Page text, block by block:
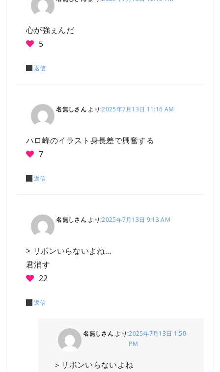
心が強ぇんだ
5
返信
名無しさん より:2025年7月13日 11:16 AM
ハロ峰のイラスト身長差で興奮する
7
返信
名無しさん より:2025年7月13日 9:13 AM
> リボンいらないよね…
君消す
22
返信
名無しさん より:2025年7月13日 1:50
PM
＞リボンいらないよね